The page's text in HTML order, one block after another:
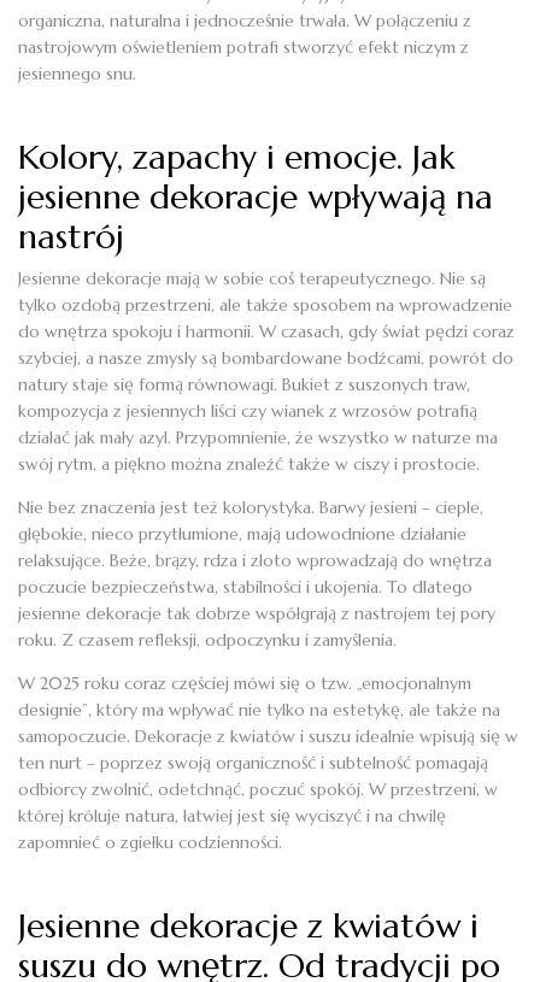
organiczna, naturalna i jednocześnie trwała. W połączeniu z
nastrojowym oświetleniem potrafi stworzyć efekt niczym z
jesiennego snu.
Kolory, zapachy i emocje. Jak
jesienne dekoracje wpływają na
nastrój
Jesienne dekoracje mają w sobie coś terapeutycznego. Nie są
tylko ozdobą przestrzeni, ale także sposobem na wprowadzenie
do wnętrza spokoju i harmonii. W czasach, gdy świat pędzi coraz
szybciej, a nasze zmysły są bombardowane bodźcami, powrót do
natury staje się formą równowagi. Bukiet z suszonych traw,
kompozycja z jesiennych liści czy wianek z wrzosów potrafią
działać jak mały azyl. Przypomnienie, że wszystko w naturze ma
swój rytm, a piękno można znaleźć także w ciszy i prostocie.
Nie bez znaczenia jest też kolorystyka. Barwy jesieni – ciepłe,
głębokie, nieco przytłumione, mają udowodnione działanie
relaksujące. Beże, brązy, rdza i złoto wprowadzają do wnętrza
poczucie bezpieczeństwa, stabilności i ukojenia. To dlatego
jesienne dekoracje tak dobrze współgrają z nastrojem tej pory
roku. Z czasem refleksji, odpoczynku i zamyślenia.
W 2025 roku coraz częściej mówi się o tzw. „emocjonalnym
designie”, który ma wpływać nie tylko na estetykę, ale także na
samopoczucie. Dekoracje z kwiatów i suszu idealnie wpisują się w
ten nurt – poprzez swoją organiczność i subtelność pomagają
odbiorcy zwolnić, odetchnąć, poczuć spokój. W przestrzeni, w
której króluje natura, łatwiej jest się wyciszyć i na chwilę
zapomnieć o zgiełku codzienności.
Jesienne dekoracje z kwiatów i
suszu do wnętrz. Od tradycji po